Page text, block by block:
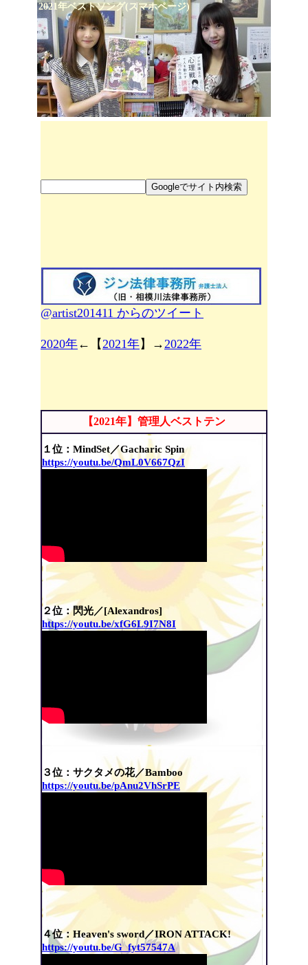
2021年ベストソング(スマホページ)
@artist201411 からのツイート
2020年←【 2021年】→ 2022年
【2021年】管理人ベストテン
１位：MindSet／Gacharic Spin
https://youtu.be/QmL0V667QzI
２位：閃光／[Alexandros]
https://youtu.be/xfG6L9I7N8I
３位：サクタメの花／Bamboo
https://youtu.be/pAnu2VhSrPE
４位：Heaven's sword／IRON ATTACK!
https://youtu.be/G_fyt57547A